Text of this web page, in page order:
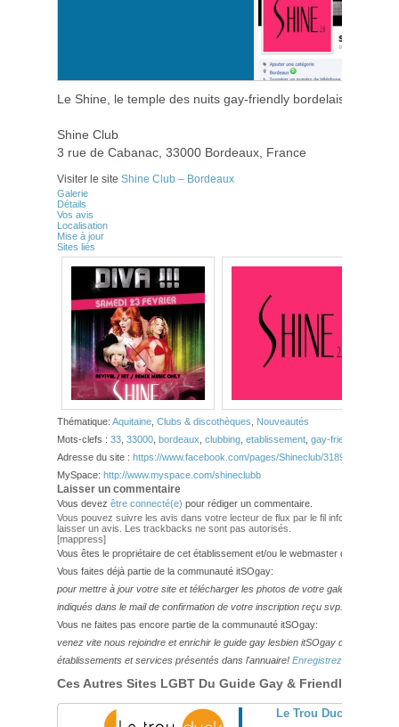
Le Shine, le temple des nuits gay-friendly bordelaises
Shine Club
3 rue de Cabanac, 33000 Bordeaux, France
Visiter le site Shine Club – Bordeaux
Galerie
Détails
Vos avis
Localisation
Mise à jour
Sites liés
Thématique: Aquitaine Clubs & discothèques
Nouveautés
Mots-clefs : 33 33000 bordeaux clubbing etablissement gay-friendly
Adresse du site : https://www.facebook.com/pages/Shineclub/
MySpace: http://www.myspace.com/shineclubb
Laisser un commentaire
Vous devez être connecté(e) pour rédiger un commentaire.
Vous pouvez suivre les avis dans votre lecteur de flux par le fil info
laisser un avis. Les trackbacks ne sont pas autorisés.
[mappress]
Vous êtes le propriétaire de cet établissement et/ou le webmaster de ce site?
Vous faites déjà partie de la communauté itSOgay:
pour mettre à jour votre site et télécharger les photos de votre galerie,
indiqués dans le mail de confirmation de votre inscription reçu svp.
Vous ne faites pas encore partie de la communauté itSOgay:
venez vite nous rejoindre et enrichir le guide gay lesbien itSOgay de vos
établissements et services présentés dans l'annuaire! Enregistrez-vous ici!
Ces Autres Sites LGBT Du Guide Gay & Friendly
Le Trou Duck, club